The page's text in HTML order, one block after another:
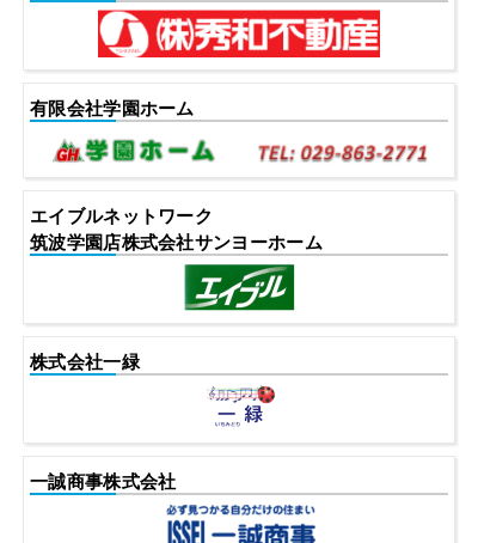
有限会社学園ホーム
エイブルネットワーク
筑波学園店株式会社サンヨーホーム
株式会社一緑
一誠商事株式会社